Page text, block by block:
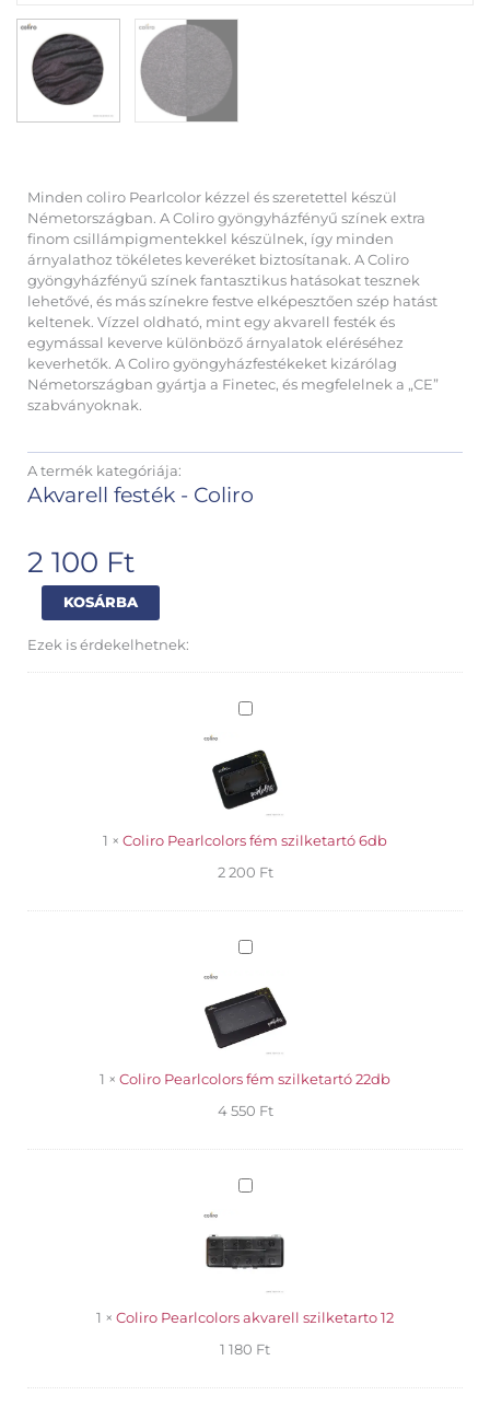
Minden coliro Pearlcolor kézzel és szeretettel készül
Németországban. A Coliro gyöngyházfényű színek extra
finom csillámpigmentekkel készülnek, így minden
árnyalathoz tökéletes keveréket biztosítanak. A Coliro
gyöngyházfényű színek fantasztikus hatásokat tesznek
lehetővé, és más színekre festve elképesztően szép hatást
keltenek. Vízzel oldható, mint egy akvarell festék és
egymással keverve különböző árnyalatok eléréséhez
keverhetők. A Coliro gyöngyházfestékeket kizárólag
Németországban gyártja a Finetec, és megfelelnek a „CE”
szabványoknak.
A termék kategóriája:
Akvarell festék - Coliro
2 100 Ft
Coliro
Pearlcolors
akvarell
Pearl
KOSÁRBA
Ezek is érdekelhetnek:
Coliro
fém
szilketartó
6db
1 × Coliro Pearlcolors fém szilketartó 6db
2 200 Ft
Coliro
fém
szilketartó
22db
1 × Coliro Pearlcolors fém szilketartó 22db
4 550 Ft
Coliro
szilketarto
12
1 × Coliro Pearlcolors akvarell szilketarto 12
1 180 Ft